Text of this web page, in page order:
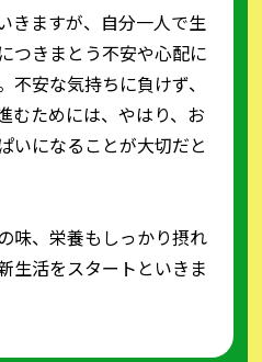
きますが、自分一人で生
つきまとう不安や心配に
安な気持ちに負けず、
むためには、やはり、お
いになることが大切だと
味、栄養もしっかり摂れ
生活をスタートといきま